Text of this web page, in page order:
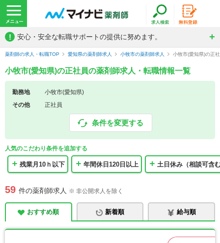
! 安心・安全な転職サポートの提供に努めます。
薬剤師の求人・転職TOP 愛知県の薬剤師求人 小牧市の薬剤師求人 小牧市(愛知県)の正
小牧市(愛知県)の正社員の薬剤師求人・転職情報一覧
勤務地
小牧市(愛知県)
その他
正社員
条件を変更する
人気のこだわり条件を追加する
残業月10ｈ以下 年間休日120日以上 土日休み（相談可含
59 件の薬剤師求人 ※ 非公開求人を除く
おすすめ順 新着順 給与順